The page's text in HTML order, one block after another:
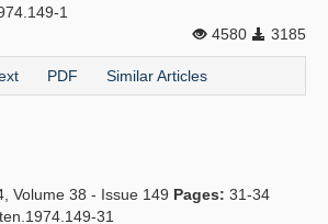
1
4580
3185
PDF Similar Articles
Volume 38 - Issue 149 Pages: 31-34
31